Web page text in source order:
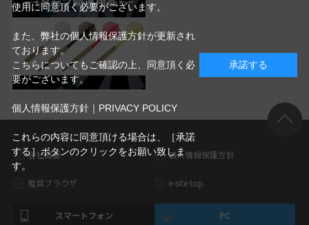
会社概要 個人情報保護方針
推奨ブラウザ e-site top
スマートフォン PC
使用に同意頂く必要がございます。
また、弊社の個人情報保護方針が更新され
ております。
こちらについてもご確認の上、同意頂く必
要がございます。
個人情報保護方針｜PRIVACY POLICY
これらの内容に同意頂ける場合は、［承諾
する］ボタンのクリックをお願い致しま
す。
承諾する